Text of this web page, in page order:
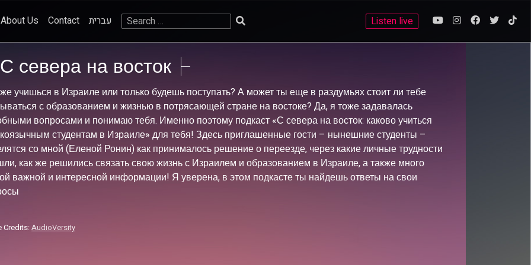
About Us Contact עברית
Search
Listen live
С севера на восток
учишься в Израиле или только будешь поступать? А может ты еще в раздумьях стоит ли тебе
с образованием и жизнью в потрясающей стране на востоке? Да, я тоже задавалась
вопросами и понимаю тебя. Именно поэтому подкаст «С севера на восток: каково учиться
студентам в Израиле» для тебя! Здесь приглашенные гости – нынешние студенты –
со мной (Еленой Ронин) как принималось решение о переезде, через какие личные трудности
как же решились связать свою жизнь с Израилем и образованием в Израиле, а также много
важной и интересной информации! Я уверена, в этом подкасте ты найдешь ответы на свои
Credits:AudioVersity